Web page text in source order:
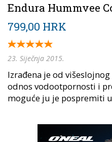
Endura Hummvee
799,00 HRK
23. Siječnja 2015.
Izrađena je od
odnos vodootpornosti i
moguće ju je pospremiti